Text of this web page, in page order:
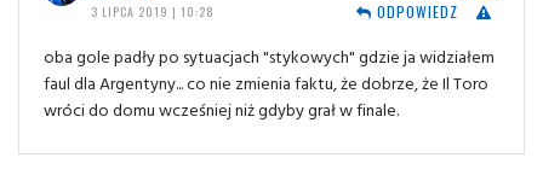
3 LIPCA 2019 | 10:28
ODPOWIEDZ
oba gole padły po sytuacjach "stykowych" gdzie ja widziałem
faul dla Argentyny... co nie zmienia faktu, że dobrze, że Il Toro
wróci do domu wcześniej niż gdyby grał w finale.